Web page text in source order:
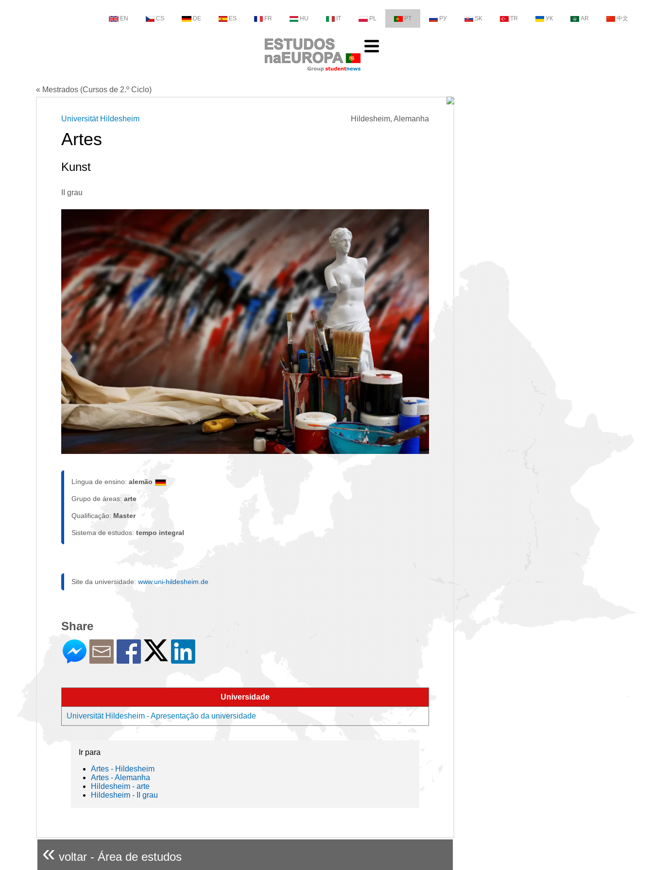
EN CS DE ES FR HU IT PL PT РУ SK TR УК AR 中文
« Mestrados (Cursos de 2.º Ciclo)
Hildesheim, Alemanha
Universität Hildesheim
Artes
Kunst
II grau
Língua de ensino: alemão
Grupo de áreas: arte
Qualificação: Master
Sistema de estudos: tempo integral
Site da universidade: www.uni-hildesheim.de
Share
Universidade
Universität Hildesheim - Apresentação da universidade
Ir para
Artes - Hildesheim
Artes - Alemanha
Hildesheim - arte
Hildesheim - II grau
« voltar - Área de estudos